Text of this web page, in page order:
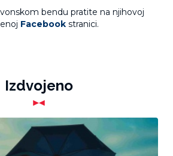
bendu pratite na njihovoj
Facebook stranici.
Izdvojeno